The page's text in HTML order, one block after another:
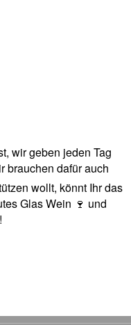
wir geben jeden Tag
brauchen dafür auch
wollt, könnt Ihr das
Glas Wein 🍷 und